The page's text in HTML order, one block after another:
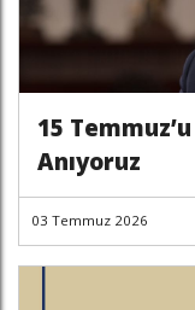
15
Anıyoruz
03 Temmuz 2026